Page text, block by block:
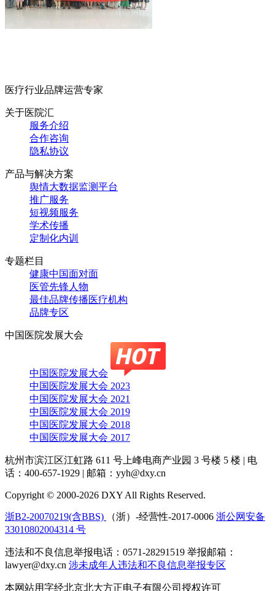
医疗行业品牌运营专家
关于医院汇
服务介绍
合作咨询
隐私协议
产品与解决方案
舆情大数据监测平台
推广服务
短视频服务
学术传播
定制化内训
专题栏目
健康中国面对面
医管先锋人物
最佳品牌传播医疗机构
品牌专区
中国医院发展大会
中国医院发展大会
中国医院发展大会 2023
中国医院发展大会 2021
中国医院发展大会 2019
中国医院发展大会 2018
中国医院发展大会 2017
杭州市滨江区江虹路 611 号上峰电商产业园 3 号楼 5 楼 | 电
话：400-657-1929 | 邮箱：yyh@dxy.cn
Copyright © 2000-2026 DXY All Rights Reserved.
浙B2-20070219(含BBS) （浙）-经营性-2017-0006 浙公网安备
33010802004314 号
违法和不良信息举报电话：0571-28291519 举报邮箱：
lawyer@dxy.cn 涉未成年人违法和不良信息举报专区
本网站用字经北京北大方正电子有限公司授权许可